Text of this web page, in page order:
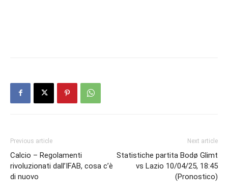
Previous article
Calcio – Regolamenti
rivoluzionati dall’IFAB, cosa c’è
di nuovo
Next article
Statistiche partita Bodø Glimt
vs Lazio 10/04/25, 18:45
(Pronostico)